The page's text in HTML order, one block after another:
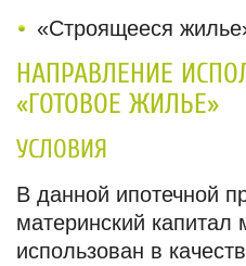
«Строящееся
НАПРАВЛЕНИЕ
«ГОТОВОЕ ЖИЛЬЕ»
УСЛОВИЯ
В данной ипотечной
материнский капитал
использован в